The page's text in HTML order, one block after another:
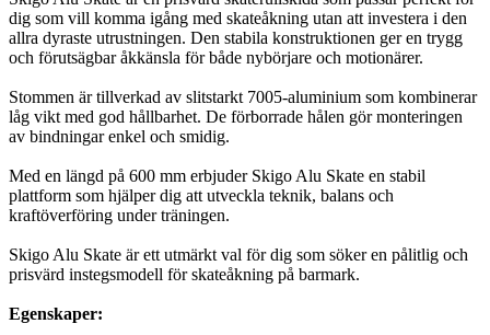
dig som vill komma igång med skateåkning utan att investera i den
allra dyraste utrustningen. Den stabila konstruktionen ger en trygg
och förutsägbar åkkänsla för både nybörjare och motionärer.
Stommen är tillverkad av slitstarkt 7005-aluminium som kombinerar
låg vikt med god hållbarhet. De förborrade hålen gör monteringen
av bindningar enkel och smidig.
Med en längd på 600 mm erbjuder Skigo Alu Skate en stabil
plattform som hjälper dig att utveckla teknik, balans och
kraftöverföring under träningen.
Skigo Alu Skate är ett utmärkt val för dig som söker en pålitlig och
prisvärd instegsmodell för skateåkning på barmark.
Egenskaper: